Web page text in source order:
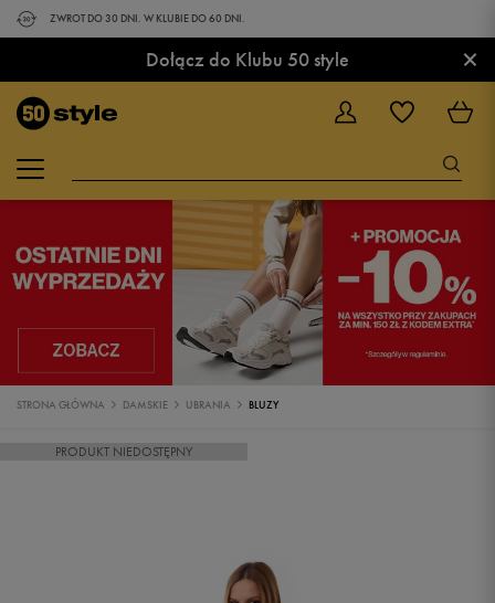
ZWROT DO 30 DNI. W KLUBIE DO 60 DNI.
Dołącz do Klubu 50 style ×
STRONA GŁÓWNA DAMSKIE UBRANIA BLUZY
PRODUKT NIEDOSTĘPNY